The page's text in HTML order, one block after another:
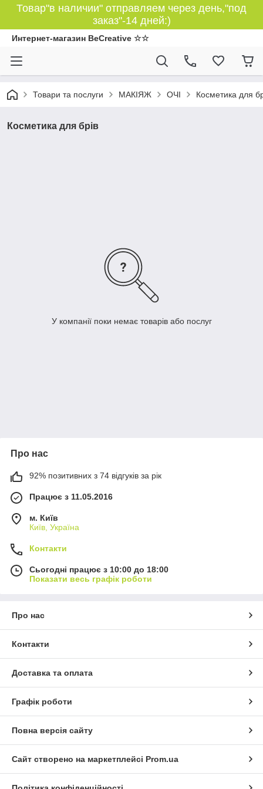
Товар"в наличии" отправляем через день,"под
заказ"-14 дней:)
Интернет-магазин BeCreative ☆☆
Товари та послуги МАКІЯЖ ОЧІ Косметика для
Косметика для брів
У компанії поки немає товарів або послуг
Про нас
92% позитивних з 74 відгуків за рік
Працює з 11.05.2016
м. Київ
Київ, Україна
Контакти
Сьогодні працює з 10:00 до 18:00
Показати весь графік роботи
Про нас
Контакти
Доставка та оплата
Графік роботи
Повна версія сайту
Сайт створено на маркетплейсі Prom.ua